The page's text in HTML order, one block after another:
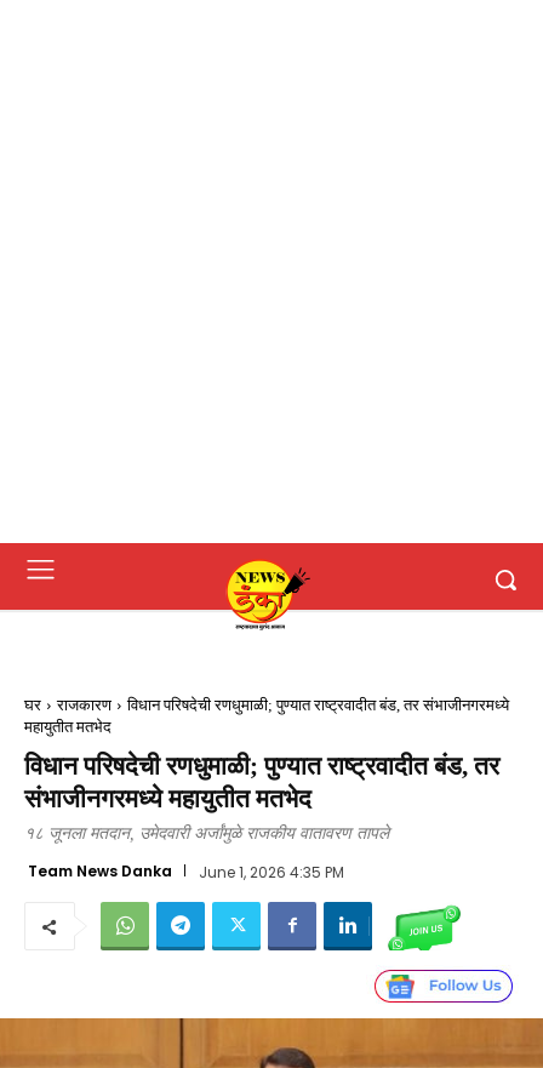
घर राजकारण
विधान परिषदेची रणधुमाळी; पुण्यात राष्ट्रवादीत बंड, तर संभाजीनगरमध्ये
महायुतीत मतभेद
विधान परिषदेची रणधुमाळी; पुण्यात राष्ट्रवादीत बंड, तर
संभाजीनगरमध्ये महायुतीत मतभेद
१८ जूनला मतदान, उमेदवारी अर्जांमुळे राजकीय वातावरण तापले
Team News Danka June 1, 2026 4:35 PM